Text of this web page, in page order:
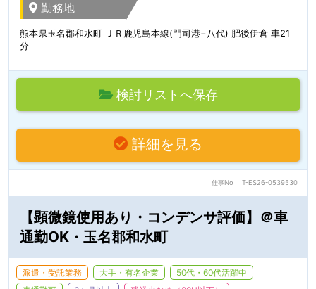
勤務地
熊本県玉名郡和水町 ＪＲ鹿児島本線(門司港−八代) 肥後伊倉 車21
分
検討リストへ保存
詳細を見る
仕事No T-ES26-0539530
【顕微鏡使用あり・コンデンサ評価】＠車
通勤OK・玉名郡和水町
派遣・受託業務 大手・有名企業
50代・60代活躍中